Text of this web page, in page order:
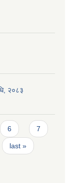
२०८३
6 7
last »